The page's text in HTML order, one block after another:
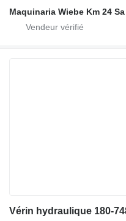
Maquinaria Wiebe Km 24 Sa